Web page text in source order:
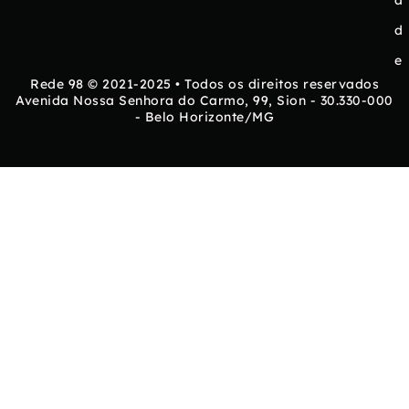
d
e
Rede 98 © 2021-2025 • Todos os direitos reservados
Avenida Nossa Senhora do Carmo, 99, Sion - 30.330-000
- Belo Horizonte/MG